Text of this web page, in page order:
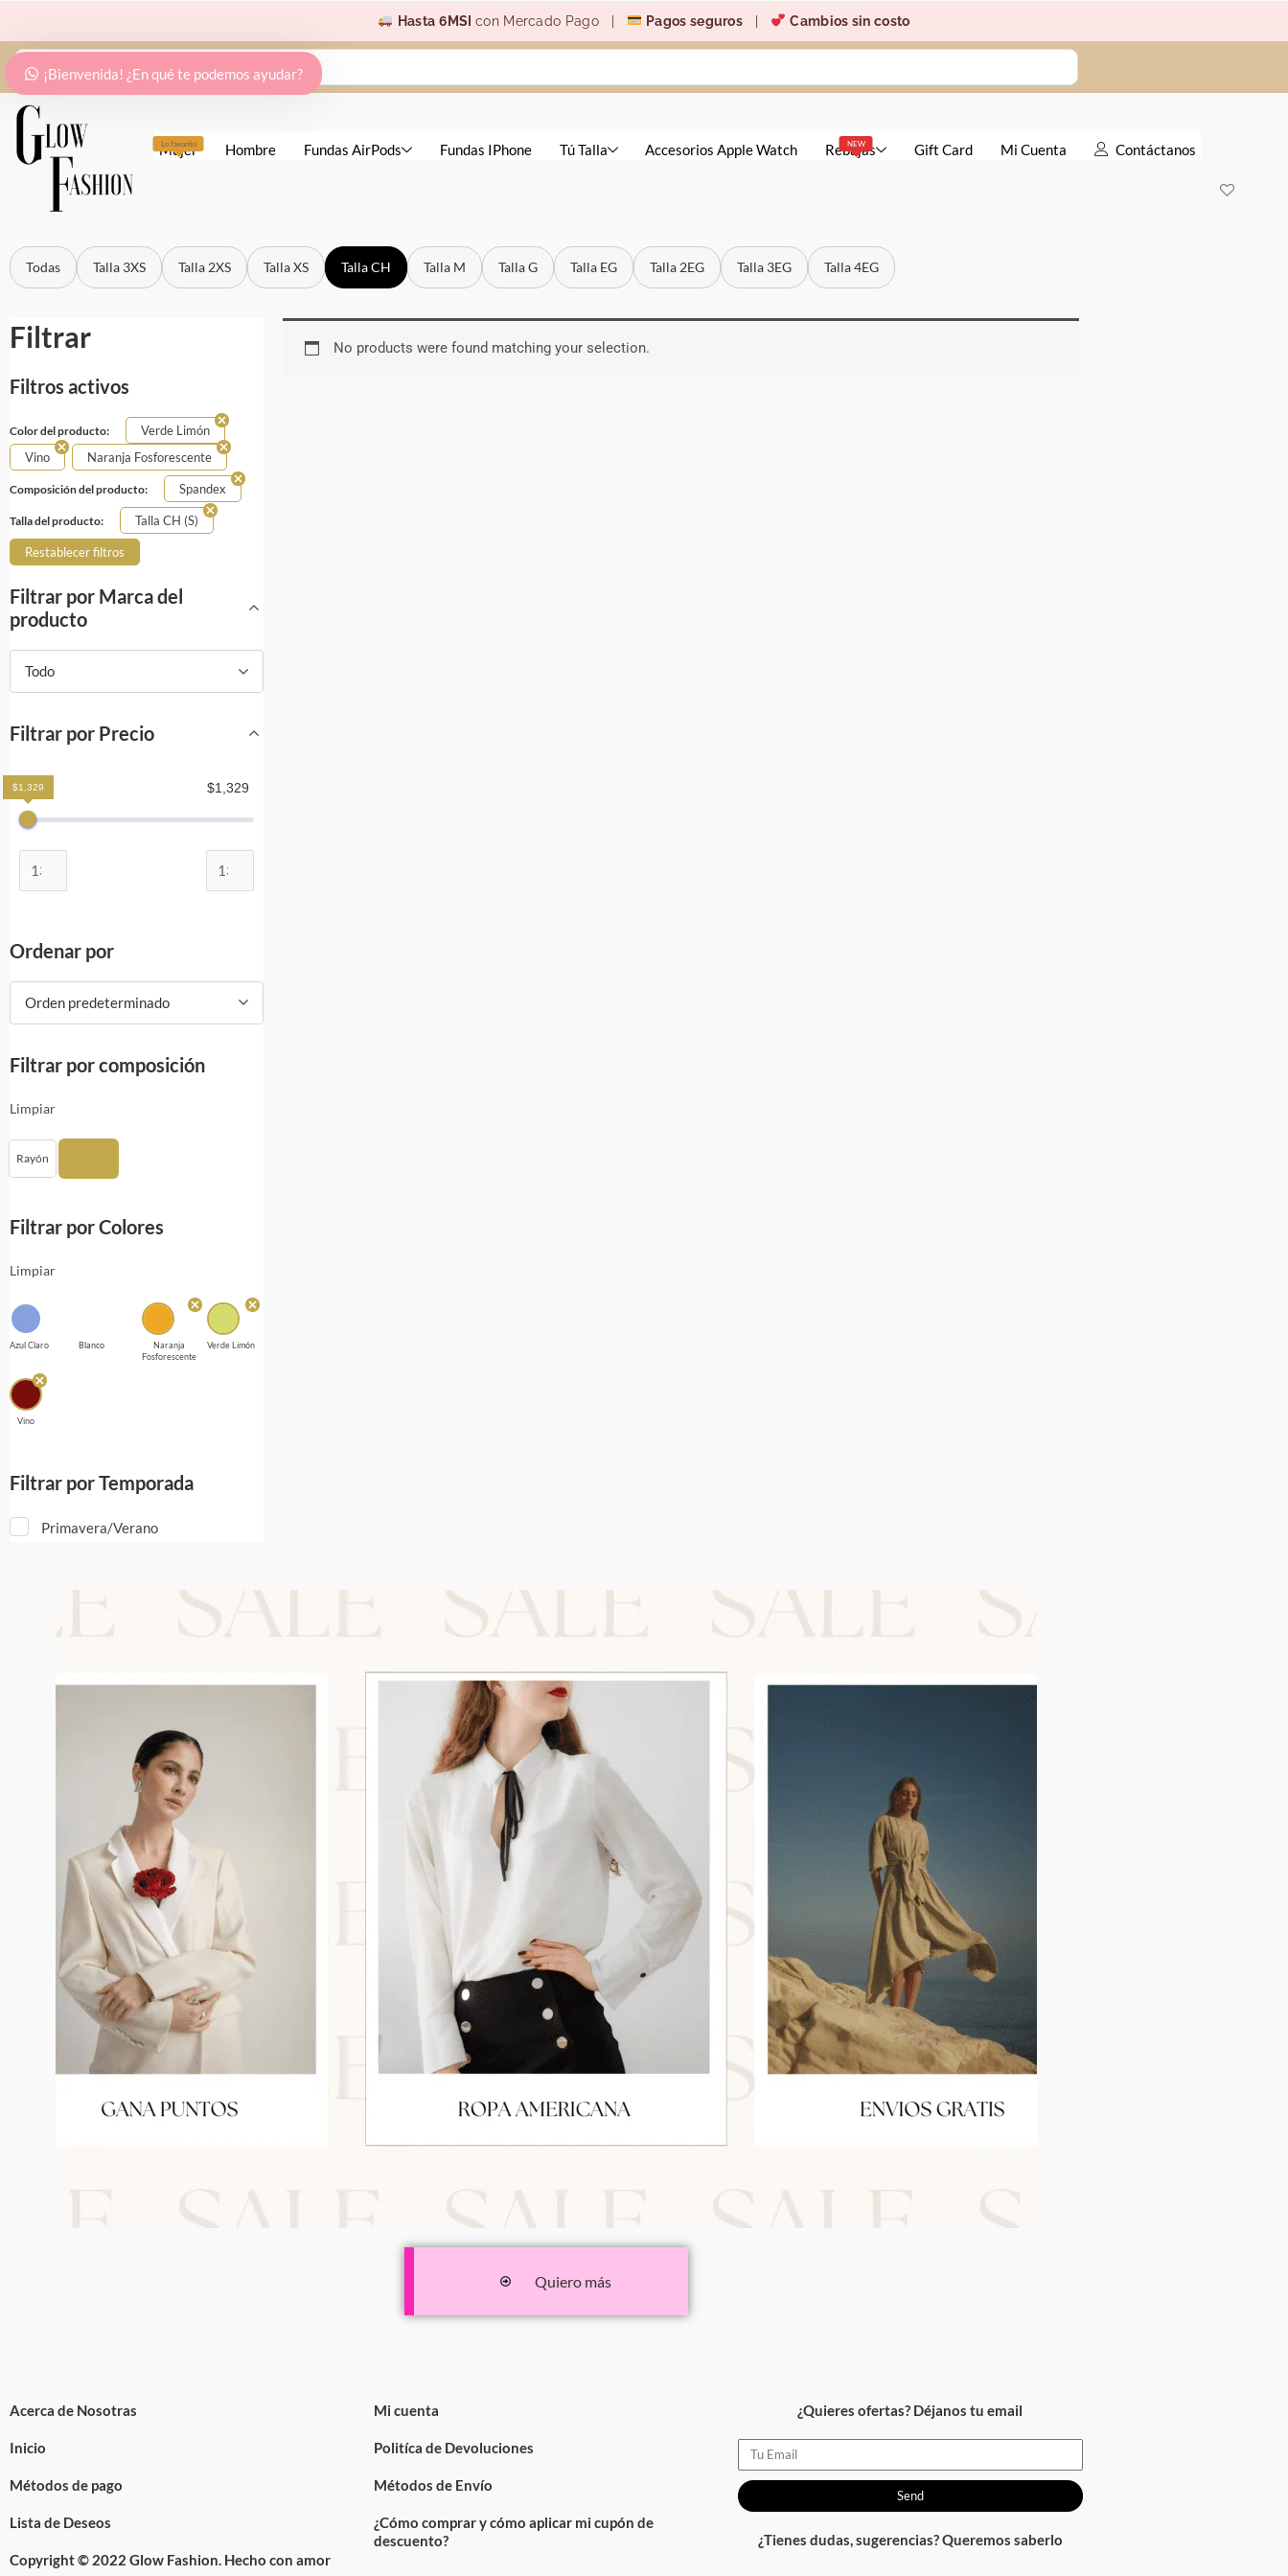
al
contenido
Hasta 6MSIcon Mercado Pago | Pagos seguros Cambios sin costo
Search
Lo favorito
Mujer Hombre Fundas AirPods Fundas IPhone Tú Talla Accesorios Apple Watch NEW
Rebajas Gift Card Mi Cuenta Contáctanos
Todas Talla 3XS Talla 2XS Talla XS Talla CH Talla M Talla G Talla EG Talla 2EG Talla 3EG Talla 4EG
Filtrar
Filtros activos
Color del producto:
Verde Limón
Vino
Naranja Fosforescente
Composición del producto: Spandex
Talla del producto: Talla CH (S)
Restablecer filtros
Filtrar por Marca del
producto
Todo
Filtrar por Precio
$1,329
$1,329
Ordenar por
Orden predeterminado
Filtrar por composición
Limpiar
Rayón
Filtrar por Colores
Limpiar
Azul Claro Blanco
Naranja
Fosforescente
Verde Limón
Vino
Filtrar por Temporada
Primavera/Verano
No products were found matching your selection.
Quiero más
Acerca de Nosotras
Inicio
Métodos de pago
Lista de Deseos
Copyright © 2022 Glow Fashion. Hecho con amor
Mi cuenta
Politíca de Devoluciones
Métodos de Envío
¿Cómo comprar y cómo aplicar mi cupón de
descuento?
¿Quieres ofertas? Déjanos tu email
Email
Send
¿Tienes dudas, sugerencias? Queremos saberlo
¡Bienvenida! ¿En qué te podemos ayudar?